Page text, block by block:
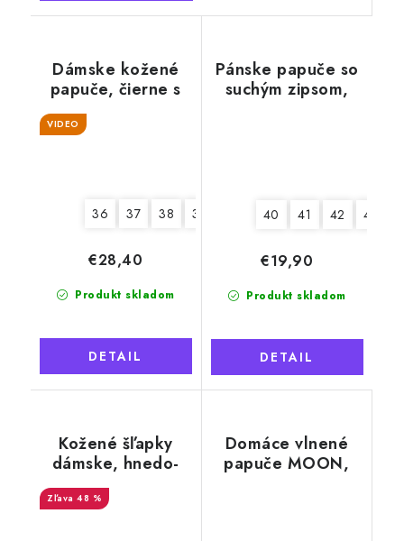
Dámske kožené
papuče, čierne s
VIDEO
36 37 38 39 41
Produkt skladom
€28,40
DETAIL
Pánske papuče so
suchým zipsom,
40 41 42 44
Produkt skladom
€19,90
DETAIL
Kožené šľapky
dámske, hnedo-
biele so snehovou
vločkou
48 %
Domáce vlnené
papuče MOON,